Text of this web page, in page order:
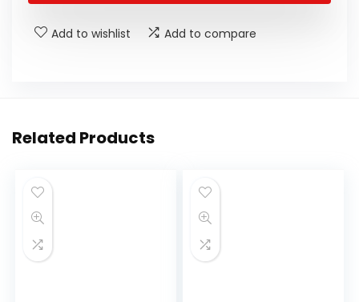
Add to wishlist Add to compare
Related Products